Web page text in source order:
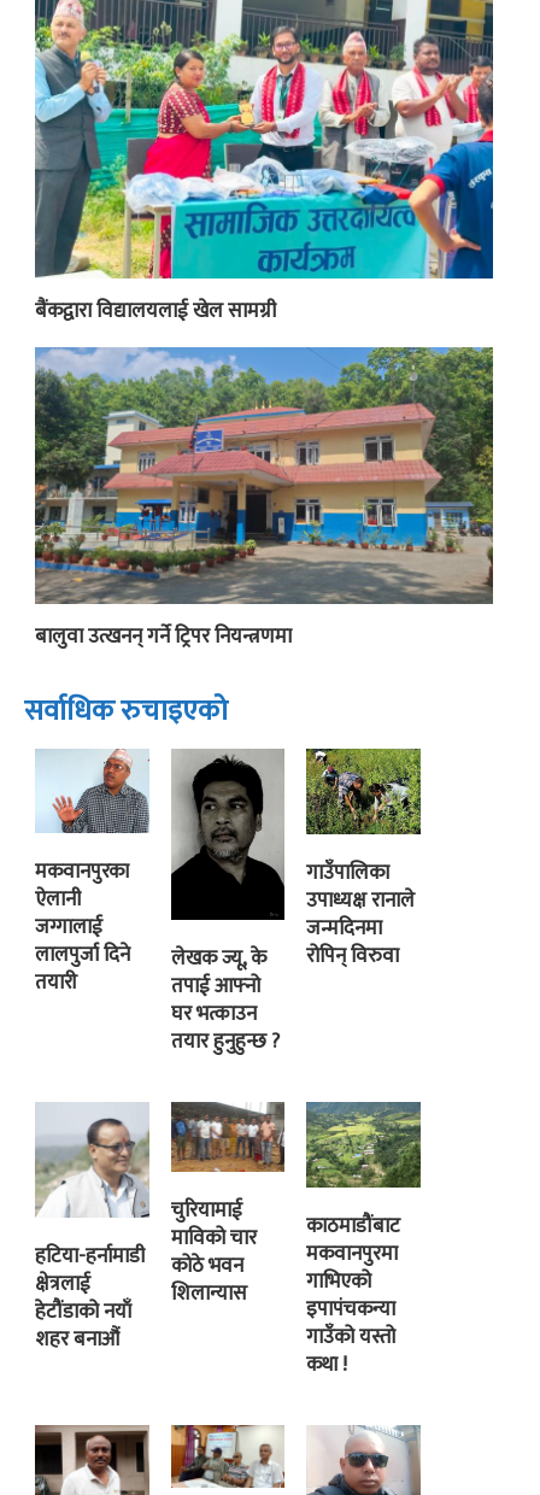
बैंकद्वारा विद्यालयलाई खेल सामग्री
बालुवा उत्खनन् गर्ने ट्रिपर नियन्त्रणमा
सर्वाधिक रुचाइएको
मकवानपुरका
ऐलानी
जग्गालाई
लालपुर्जा दिने
तयारी
लेखक ज्यू, के
तपाई आफ्नो
घर भत्काउन
तयार हुनुहुन्छ ?
गाउँपालिका
उपाध्यक्ष रानाले
जन्मदिनमा
रोपिन् विरुवा
हटिया-हर्नामाडी
क्षेत्रलाई
हेटौंडाको नयाँ
शहर बनाऔं
चुरियामाई
माविको चार
कोठे भवन
शिलान्यास
काठमाडौंबाट
मकवानपुरमा
गाभिएको
इपापंचकन्या
गाउँको यस्तो
कथा !